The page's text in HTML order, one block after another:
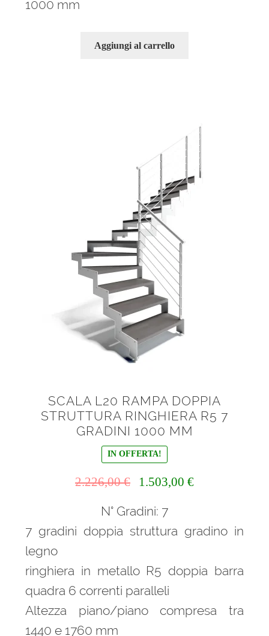
1000 mm
Aggiungi al carrello
SCALA L20 RAMPA DOPPIA
STRUTTURA RINGHIERA R5 7
GRADINI 1000 MM
IN OFFERTA!
2.226,00€
originale
2.226,00 €.
1.503,00 €Il
1.503,00 €.
N° Gradini: 7
7 gradini doppia struttura gradino in
legno
ringhiera in metallo R5 doppia barra
quadra 6 correnti paralleli
Altezza piano/piano compresa tra
1440 e 1760 mm